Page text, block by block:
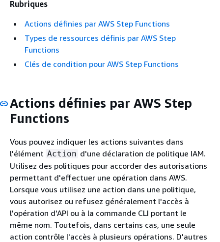
Rubriques
Actions définies par AWS Step Functions
Types de ressources définis par AWS Step
Functions
Clés de condition pour AWS Step Functions
Actions définies par AWS Step
Functions
Vous pouvez indiquer les actions suivantes dans
l'élément Action d'une déclaration de politique IAM.
Utilisez des politiques pour accorder des autorisations
permettant d'effectuer une opération dans AWS.
Lorsque vous utilisez une action dans une politique,
vous autorisez ou refusez généralement l'accès à
l'opération d'API ou à la commande CLI portant le
même nom. Toutefois, dans certains cas, une seule
action contrôle l'accès à plusieurs opérations. D'autres